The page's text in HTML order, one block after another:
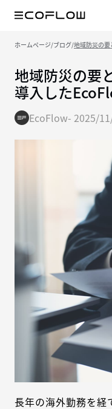
ホームページ/ブログ/地域防災の
地域防災の要
導入した
EcoFlow- 2025/
長年の海外勤務を経